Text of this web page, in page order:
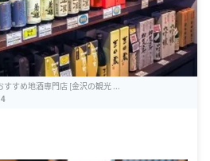
すすめ地酒専門店 [金沢の観光 ...